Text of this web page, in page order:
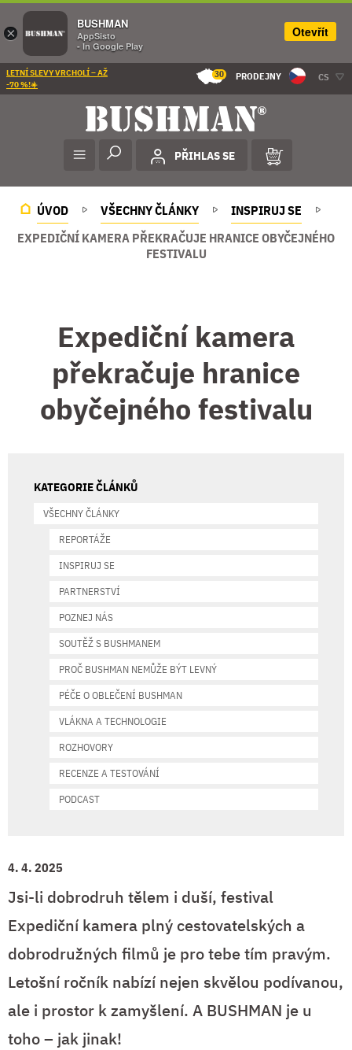
LETNÍ SLEVY VRCHOLÍ – AŽ
-70 %!☀️
30 PRODEJNY CS
PŘIHLAS SE
ÚVOD VŠECHNY ČLÁNKY
INSPIRUJ SE
EXPEDIČNÍ KAMERA PŘEKRAČUJE HRANICE OBYČEJNÉHO
FESTIVALU
Expediční kamera
překračuje hranice
obyčejného festivalu
4. 4. 2025
Jsi-li dobrodruh tělem i duší, festival
Expediční kamera plný cestovatelských a
dobrodružných filmů je pro tebe tím pravým.
Letošní ročník nabízí nejen skvělou podívanou,
ale i prostor k zamyšlení. A BUSHMAN je u
toho – jak jinak!
KATEGORIE ČLÁNKŮ
VŠECHNY ČLÁNKY
REPORTÁŽE
INSPIRUJ SE
PARTNERSTVÍ
POZNEJ NÁS
SOUTĚŽ S BUSHMANEM
PROČ BUSHMAN NEMŮŽE BÝT LEVNÝ
PÉČE O OBLEČENÍ BUSHMAN
VLÁKNA A TECHNOLOGIE
ROZHOVORY
RECENZE A TESTOVÁNÍ
PODCAST
×
BUSHMAN
AppSisto
- In Google Play
Otevřít